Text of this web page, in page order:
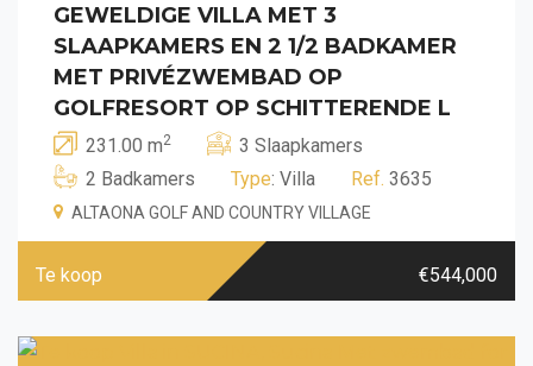
GEWELDIGE VILLA MET 3
SLAAPKAMERS EN 2 1/2 BADKAMER
MET PRIVÉZWEMBAD OP
GOLFRESORT OP SCHITTERENDE L
231.00 m2
3 Slaapkamers
2 Badkamers
Type: Villa Ref. 3635
ALTAONA GOLF AND COUNTRY VILLAGE
Te koop €544,000